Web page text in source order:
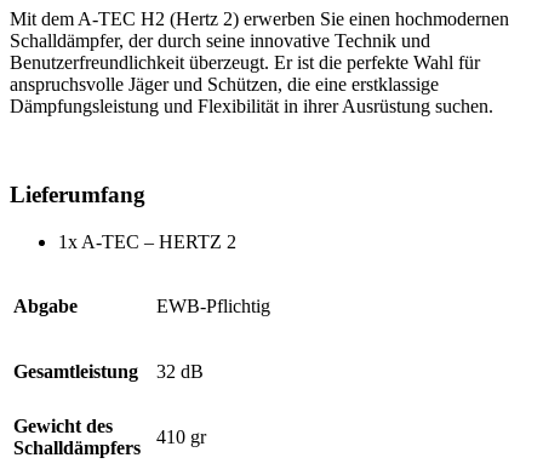
Mit dem A-TEC H2 (Hertz 2) erwerben Sie einen hochmodernen
Schalldämpfer, der durch seine innovative Technik und
Benutzerfreundlichkeit überzeugt. Er ist die perfekte Wahl für
anspruchsvolle Jäger und Schützen, die eine erstklassige
Dämpfungsleistung und Flexibilität in ihrer Ausrüstung suchen.
Lieferumfang
1x A-TEC – HERTZ 2
Abgabe EWB-Pflichtig
Gesamtleistung 32 dB
Gewicht des
Schalldämpfers
410 gr